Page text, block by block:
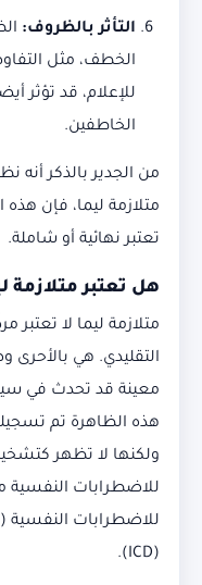
التأثر بالظروف:
الخطف، مثل
للإعلام، قد تؤثر
الخاطفين.
من الجدير بالذكر أنه
متلازمة ليما، فإن
تعتبر نهائية أو شاملة.
هل تعتبر
متلازمة ليما لا تعتبر
التقليدي. هي
معينة قد تحدث في
هذه الظاهرة تم
ولكنها لا تظهر
للاضطرابات النفسية
(ICD).